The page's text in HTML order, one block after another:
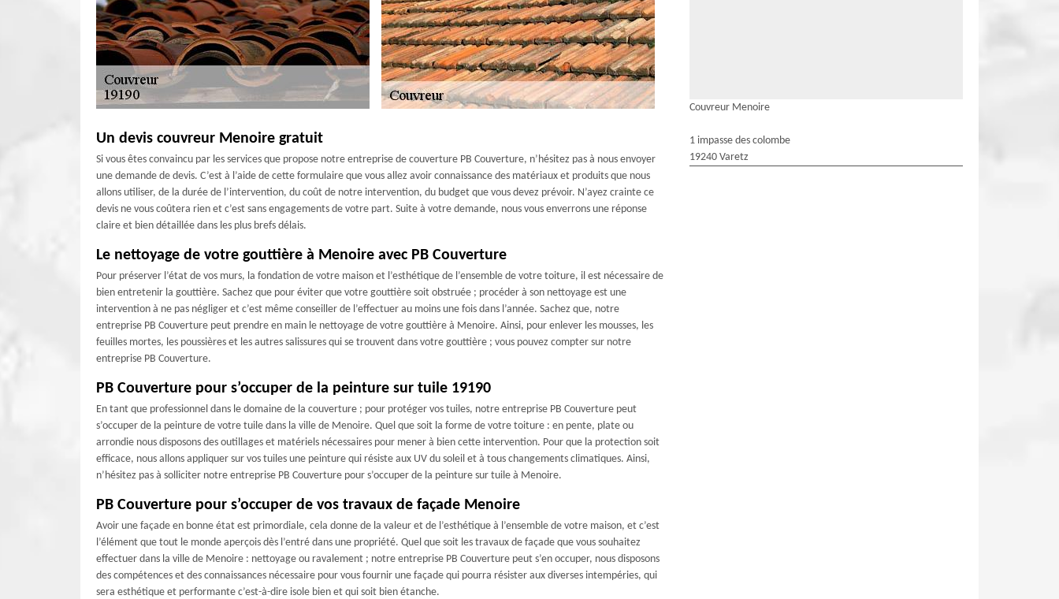
Un devis couvreur Menoire gratuit
Si vous êtes convaincu par les services que propose notre entreprise de couverture PB Couverture, n’hésitez pas à nous envoyer
une demande de devis. C’est à l’aide de cette formulaire que vous allez avoir connaissance des matériaux et produits que nous
allons utiliser, de la durée de l’intervention, du coût de notre intervention, du budget que vous devez prévoir. N’ayez crainte ce
devis ne vous coûtera rien et c’est sans engagements de votre part. Suite à votre demande, nous vous enverrons une réponse
claire et bien détaillée dans les plus brefs délais.
Le nettoyage de votre gouttière à Menoire avec PB Couverture
Pour préserver l’état de vos murs, la fondation de votre maison et l’esthétique de l’ensemble de votre toiture, il est nécessaire de
bien entretenir la gouttière. Sachez que pour éviter que votre gouttière soit obstruée ; procéder à son nettoyage est une
intervention à ne pas négliger et c’est même conseiller de l’effectuer au moins une fois dans l’année. Sachez que, notre
entreprise PB Couverture peut prendre en main le nettoyage de votre gouttière à Menoire. Ainsi, pour enlever les mousses, les
feuilles mortes, les poussières et les autres salissures qui se trouvent dans votre gouttière ; vous pouvez compter sur notre
entreprise PB Couverture.
PB Couverture pour s’occuper de la peinture sur tuile 19190
En tant que professionnel dans le domaine de la couverture ; pour protéger vos tuiles, notre entreprise PB Couverture peut
s’occuper de la peinture de votre tuile dans la ville de Menoire. Quel que soit la forme de votre toiture : en pente, plate ou
arrondie nous disposons des outillages et matériels nécessaires pour mener à bien cette intervention. Pour que la protection soit
efficace, nous allons appliquer sur vos tuiles une peinture qui résiste aux UV du soleil et à tous changements climatiques. Ainsi,
n’hésitez pas à solliciter notre entreprise PB Couverture pour s’occuper de la peinture sur tuile à Menoire.
PB Couverture pour s’occuper de vos travaux de façade Menoire
Avoir une façade en bonne état est primordiale, cela donne de la valeur et de l’esthétique à l’ensemble de votre maison, et c’est
l’élément que tout le monde aperçois dès l’entré dans une propriété. Quel que soit les travaux de façade que vous souhaitez
effectuer dans la ville de Menoire : nettoyage ou ravalement ; notre entreprise PB Couverture peut s’en occuper, nous disposons
des compétences et des connaissances nécessaire pour vous fournir une façade qui pourra résister aux diverses intempéries, qui
sera esthétique et performante c’est-à-dire isole bien et qui soit bien étanche.
Couvreur Menoire
1 impasse des colombe
19240 Varetz